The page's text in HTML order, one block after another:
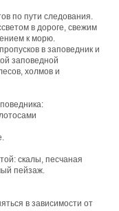
по пути следования.
в дороге, свежим
к морю.
в заповедник и
заповедной
холмов и
скалы, песчаная
пейзаж.
в зависимости от